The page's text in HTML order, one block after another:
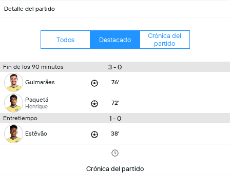
Detalle del partido
Todos Destacado
Crónica del
partido
Fin de los 90 minutos 3 - 0
Guimarães 76'
Paquetá
Henrique 72'
Entretiempo 1 - 0
Estêvão 38'
Crónica del partido